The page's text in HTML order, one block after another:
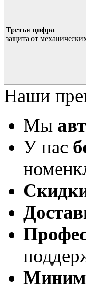
Третья цифра
защита от
Наши
Мы
У нас